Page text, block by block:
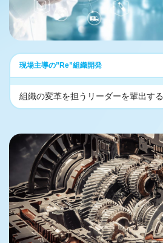
現場主導の”Re”組織開発
組織の変革を担うリーダーを輩出する